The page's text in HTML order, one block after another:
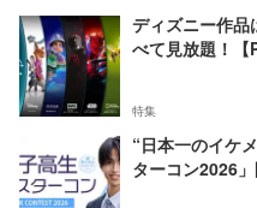
ディズニー作品
べて見放題！【
特集
“日本一のイケ
ターコン2026」